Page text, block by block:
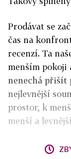
Prodávat se
čas na
recenzí. Ta
menším pokoji
nenechá přišít
nejlevnější
prostor, k
menší a